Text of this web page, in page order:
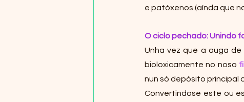
e patóxenos (aínda que
O ciclo pechado: Unindo
Unha vez que a auga
bioloxicamente no noso
nun só depósito principal
Convertindose este ou